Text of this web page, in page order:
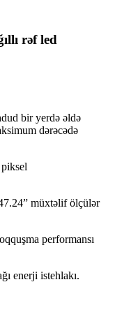
rəf led
bir yerdə əldə
dərəcədə
müxtəlif ölçülər
performansı
enerji istehlakı.